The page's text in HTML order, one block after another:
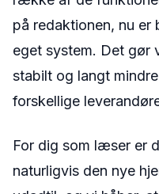
på redaktionen, nu
eget system. Det gør
stabilt og langt
forskellige
For dig som læser er
naturligvis den nye